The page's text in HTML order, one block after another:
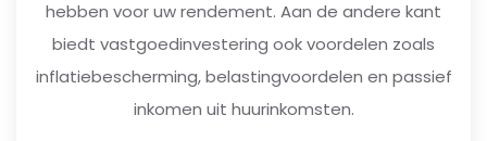
hebben voor uw rendement. Aan de andere kant
biedt vastgoedinvestering ook voordelen zoals
inflatiebescherming, belastingvoordelen en passief
inkomen uit huurinkomsten.